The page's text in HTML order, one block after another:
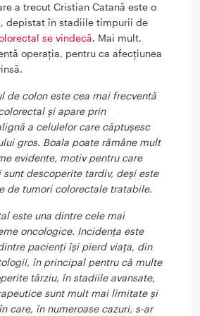
a trecut Cristian Catană este o
depistat în stadiile timpurii de
se vindecă. Mai mult,
operația, pentru ca afecțiunea
de colon este cea mai frecventă
și apare prin
a celulelor care căptușesc
gros. Boala poate rămâne mult
evidente, motiv pentru care
sunt descoperite tardiv, deși este
de tumori colorectale tratabile.
este una dintre cele mai
oncologice. Incidența este
pacienți își pierd viața, din
în principal pentru că multe
târziu, în stadiile avansate,
sunt mult mai limitate și
care, în numeroase cazuri, s-ar